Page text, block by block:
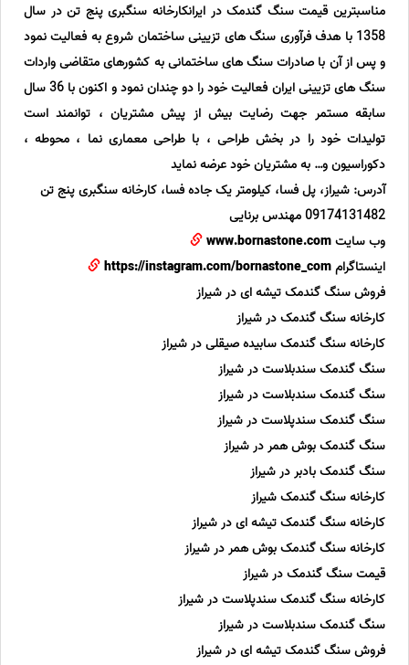
مناسبترین قیمت سنگ گندمک در ایرانکارخانه سنگبری پنج تن در سال
1358 با هدف فرآوری سنگ های تزیینی ساختمان شروع به فعالیت نمود
و پس از آن با صادرات سنگ های ساختمانی به کشورهای متقاضی واردات
سنگ های تزیینی ایران فعالیت خود را دو چندان نمود و اکنون با 36 سال
سابقه مستمر جهت رضایت بیش از پیش مشتریان ، توانمند است
تولیدات خود را در بخش طراحی ، با طراحی معماری نما ، محوطه ،
دکوراسیون و… به مشتریان خود عرضه نماید
آدرس: شیراز، پل فسا، کیلومتر یک جاده فسا، کارخانه سنگبری پنج تن
09174131482 مهندس برنایی
وب سایتwww.bornastone.com
اینستاگرامhttps://instagram.com/bornastone_com
فروش سنگ گندمک تیشه ای در شیراز
کارخانه سنگ گندمک در شیراز
کارخانه سنگ گندمک سابیده صیقلی در شیراز
سنگ گندمک سندبلاست در شیراز
سنگ گندمک سندبلاست در شیراز
سنگ گندمک سندپلاست در شیراز
سنگ گندمک بوش همر در شیراز
سنگ گندمک بادبر در شیراز
کارخانه سنگ گندمک شیراز
کارخانه سنگ گندمک تیشه ای در شیراز
کارخانه سنگ گندمک بوش همر در شیراز
قیمت سنگ گندمک در شیراز
کارخانه سنگ گندمک سندپلاست در شیراز
سنگ گندمک سندبلاست در شیراز
فروش سنگ گندمک تیشه ای در شیراز